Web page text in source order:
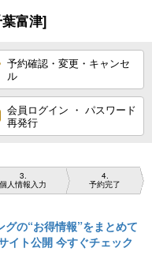
富津]
予約確認・変更・キャンセ
ル
会員ログイン ・ パスワード
再発行
3
個人情報入力
4
予約完了
の“お得情報”をまとめて
イト公開 今すぐチェック